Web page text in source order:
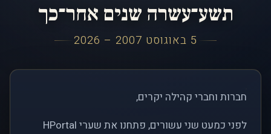
תשע־עשרה שנים אחר־כך
5 באוגוסט 2007 – 2026
חברות וחברי קהילה יקרים,
לפני כמעט שני עשורים, פתחנו את שערי HPortal